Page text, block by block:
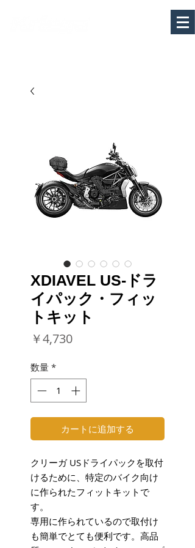
XDIAVEL US-ドラ
イパック・フィッ
トキット
￥4,730価
数量 *
カートに追加する
クリーガ USドライパックを取付
けるために、特定のバイク向け
に作られたフィットキットで
す。
専用に作られているので取付け
も簡単でとても便利です。高品